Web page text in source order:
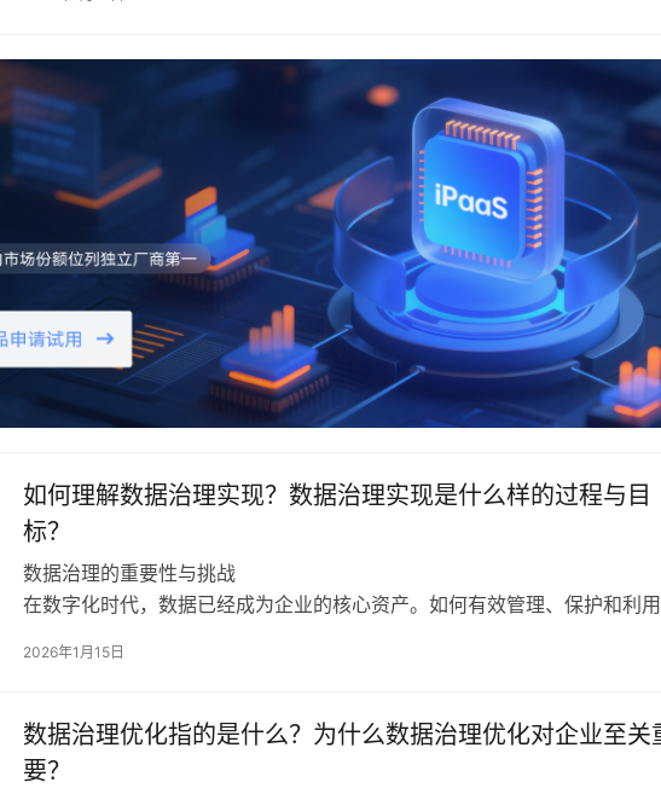
在此背景下数据治理企业应运而生，其包含了众多方面的含义，涵盖策略、
如何理解数据治理实现？数据治理实现是什么样的过程与目
标？
数据治理的重要性与挑战
在数字化时代，数据已经成为企业的核心资产。如何有效管理、保护和利用
2026年1月15日
数据治理优化指的是什么？为什么数据治理优化对企业至关
要？